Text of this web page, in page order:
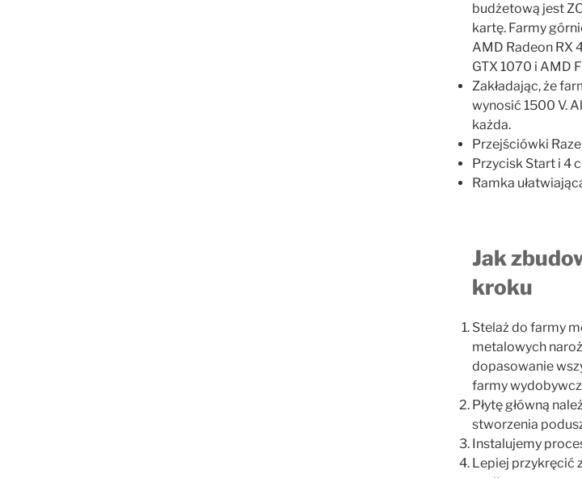
budżetową jest
kartę. Farmy
AMD Radeon RX
GTX 1070 i AMD
Zakładając, że
wynosić 1500 V.
każda.
Przejściówki
Przycisk Start i 4
Ramka
Jak
kroku
Stelaż do farmy
metalowych
dopasowanie
farmy
Płytę główną
stworzenia
Instalujemy
Lepiej przykręcić